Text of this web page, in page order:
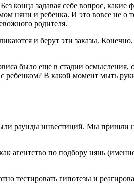
конца задавая себе вопрос,
няни и ребенка. И это вовсе не о
родителя.
и берут эти заказы.
было еще в стадии осмысления,
ребенком? В какой момент мыть
раунды инвестиций. Мы пришли
агентство по подбору нянь
тестировать гипотезы и